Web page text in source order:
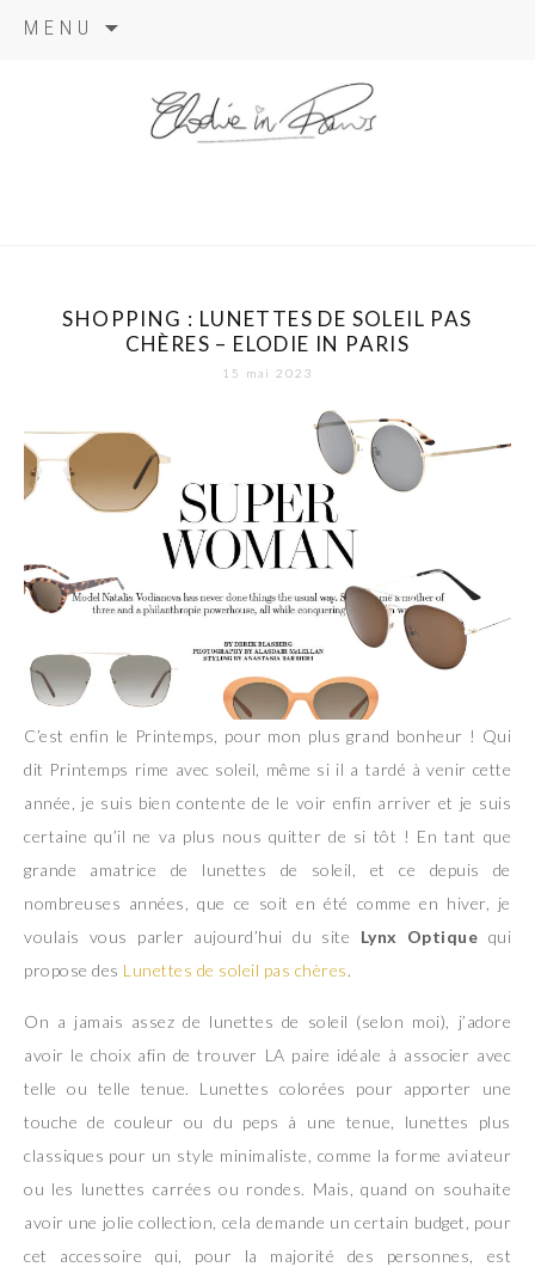
MENU
SHOPPING : LUNETTES DE SOLEIL PAS
CHÈRES – ELODIE IN PARIS
15 mai 2023
C’est enfin le Printemps, pour mon plus grand bonheur ! Qui
dit Printemps rime avec soleil, même si il a tardé à venir cette
année, je suis bien contente de le voir enfin arriver et je suis
certaine qu’il ne va plus nous quitter de si tôt ! En tant que
grande amatrice de lunettes de soleil, et ce depuis de
nombreuses années, que ce soit en été comme en hiver, je
voulais vous parler aujourd’hui du site Lynx Optique qui
propose des Lunettes de soleil pas chères.
On a jamais assez de lunettes de soleil (selon moi), j’adore
avoir le choix afin de trouver LA paire idéale à associer avec
telle ou telle tenue. Lunettes colorées pour apporter une
touche de couleur ou du peps à une tenue, lunettes plus
classiques pour un style minimaliste, comme la forme aviateur
ou les lunettes carrées ou rondes. Mais, quand on souhaite
avoir une jolie collection, cela demande un certain budget, pour
cet accessoire qui, pour la majorité des personnes, est